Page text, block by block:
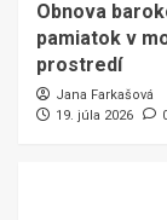
Obnova
pamiatok v
prostredí
Jana Farkašová
19. júla 2026